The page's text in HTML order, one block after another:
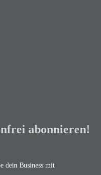
abonnieren!
dein Business mit